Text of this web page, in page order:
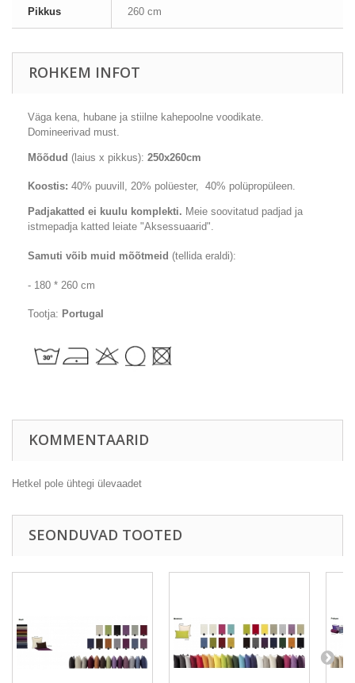
Pikkus 260 cm
ROHKEM INFOT
Väga kena, hubane ja stiilne kahepoolne voodikate.
Domineerivad must.
Mõõdud (laius x pikkus): 250x260cm
Koostis: 40% puuvill, 20% polüester, 40% polüpropüleen.
Padjakatted ei kuulu komplekti. Meie soovitatud padjad ja
istmepadja katted leiate "Aksessuaarid".
Samuti võib muid mõõtmeid (tellida eraldi):
- 180 * 260 cm
Tootja: Portugal
KOMMENTAARID
Hetkel pole ühtegi ülevaadet
SEONDUVAD TOOTED